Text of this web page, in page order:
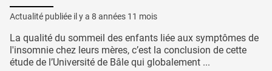
Actualité publiée il y a 8 années 11 mois
La qualité du sommeil des enfants liée aux symptômes de
l'insomnie chez leurs mères, c’est la conclusion de cette
étude de l’Université de Bâle qui globalement ...